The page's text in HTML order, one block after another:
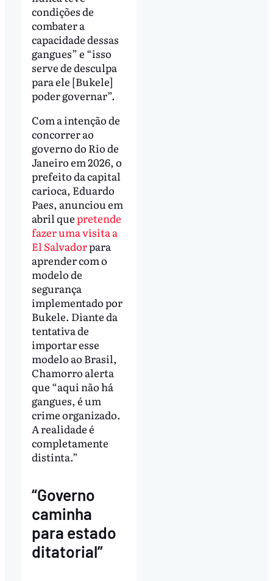
condições de
combater a
capacidade dessas
gangues” e “isso
serve de desculpa
para ele [Bukele]
poder governar”.
Com a intenção de
concorrer ao
governo do Rio de
Janeiro em 2026, o
prefeito da capital
carioca, Eduardo
Paes, anunciou em
abril quepretende
fazer uma visita a
El Salvadorpara
aprender com o
modelo de
segurança
implementado por
Bukele. Diante da
tentativa de
importar esse
modelo ao Brasil,
Chamorro alerta
que “aqui não há
gangues, é um
crime organizado.
A realidade é
completamente
distinta.”
“Governo
caminha
para estado
ditatorial”